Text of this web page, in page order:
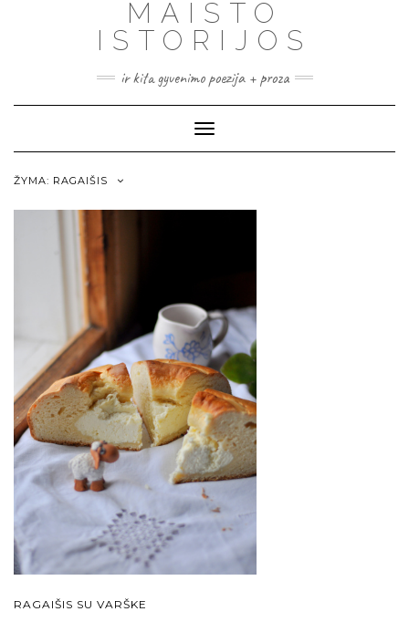
MAISTO
ISTORIJOS
ir kita gyvenimo poezija + proza
Toggle
Navigation
ŽYMA: RAGAIŠIS
RAGAIŠIS SU VARŠKE